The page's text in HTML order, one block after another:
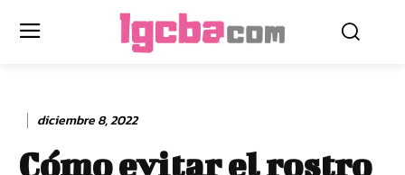
diciembre 8, 2022
Cómo evitar el rostro